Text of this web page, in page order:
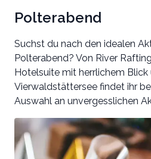
Polterabend
Suchst du nach den idealen
Polterabend? Von River
Hotelsuite mit herrlichem Blick
Vierwaldstättersee findet ihr
Auswahl an unvergesslichen